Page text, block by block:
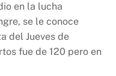
en la lucha
se le conoce
del Jueves de
fue de 120 pero en